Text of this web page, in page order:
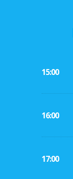
15:00
16:00
17:00